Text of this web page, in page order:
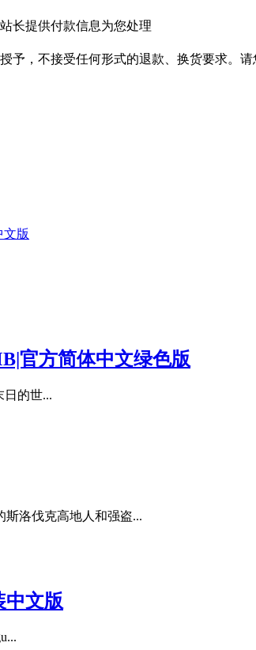
长提供付款信息为您处理
予，不接受任何形式的退款、换货要求。
文版
官方简体中文绿色版
日的世...
斯洛伐克高地人和强盗...
中文版